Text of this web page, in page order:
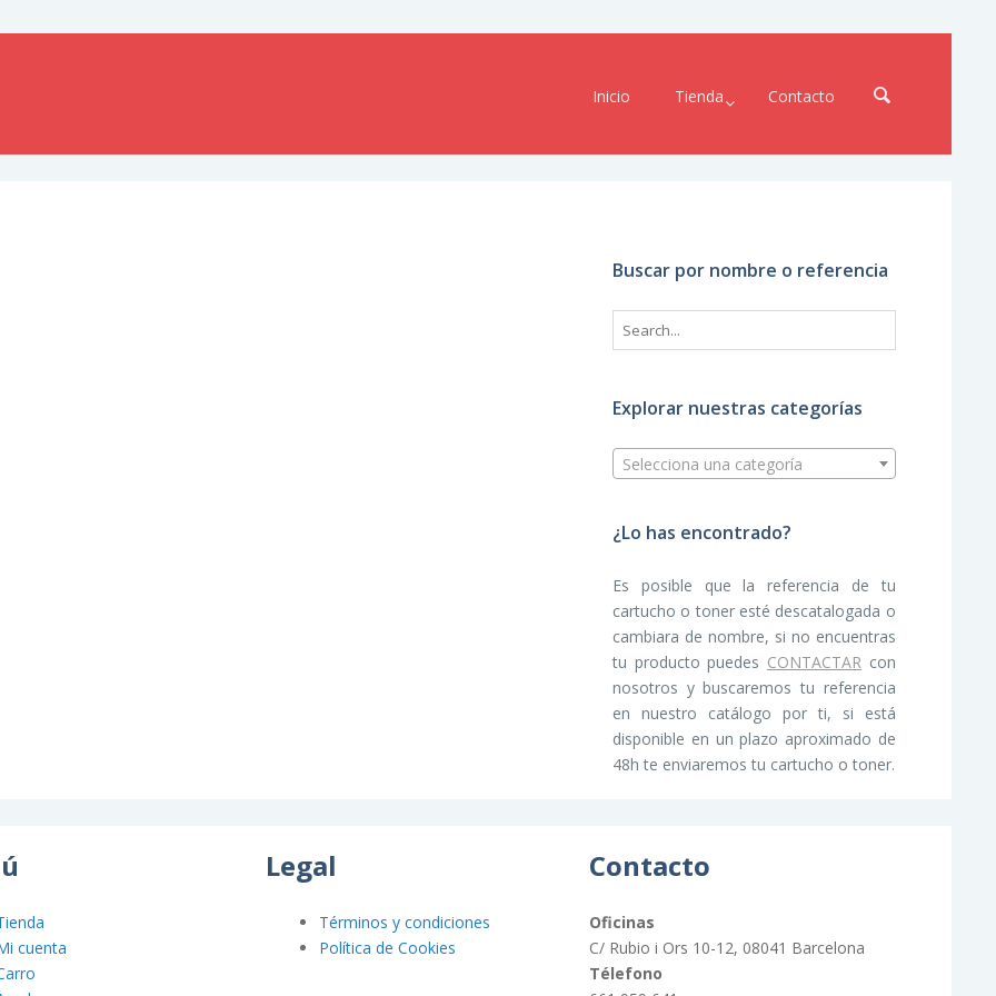
Inicio Tienda Contacto
Buscar por nombre o referencia
Explorar nuestras categorías
Selecciona una categoría
¿Lo has encontrado?
Es posible que la referencia de tu
cartucho o toner esté descatalogada o
cambiara de nombre, si no encuentras
tu producto puedes CONTACTAR con
nosotros y buscaremos tu referencia
en nuestro catálogo por ti, si está
disponible en un plazo aproximado de
48h te enviaremos tu cartucho o toner.
cuenta
Legal
Términos y condiciones
Política de Cookies
Contacto
Oficinas
C/ Rubio i Ors 10-12, 08041 Barcelona
Télefono